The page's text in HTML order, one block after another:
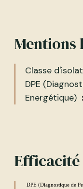
Mentions
Classe
DPE
Energétique)
DPE (Diagnostique de